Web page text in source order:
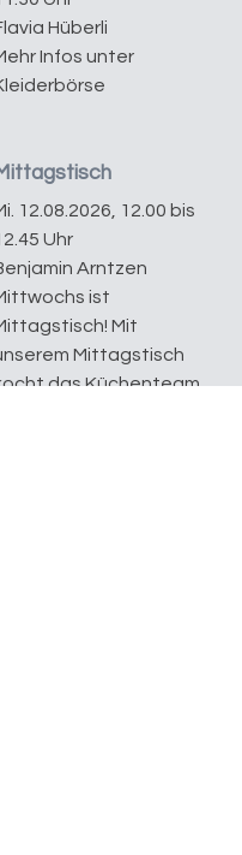
Hüberli
Infos unter
12.08.2026, 12.00 bis
Uhr
Arntzen
ist
Mit
Mittagstisch
das Küchenteam